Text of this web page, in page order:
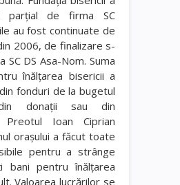
parţial de firma SC
au fost continuate de
2006, de finalizare s-
SC DS Asa-Nom. Suma
înălţarea bisericii a
fonduri de la bugetul
donaţii sau din
Preotul Ioan Ciprian
oraşului a făcut toate
pentru a strânge
bani pentru înălţarea
Valoarea lucrărilor se